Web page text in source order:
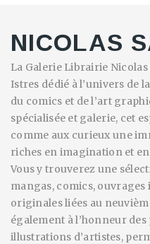
NICOLAS
La Galerie Librairie
Istres dédié à l’univers de
du comics et de l’art
spécialisée et galerie, cet
comme aux curieux une
riches en imagination et
Vous y trouverez une
mangas, comics,
originales liées au
également à l’honneur
illustrations d’artistes,